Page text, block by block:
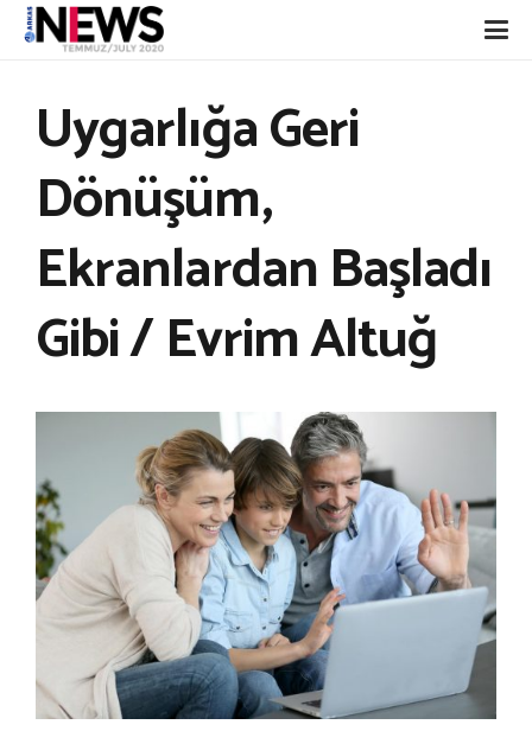
Uygarlığa Geri
Dönüşüm,
Ekranlardan Başladı
Gibi / Evrim Altuğ